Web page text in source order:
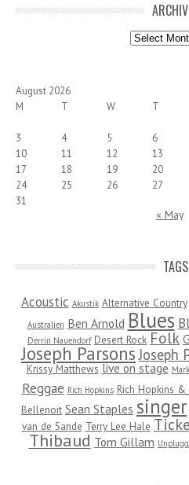
Archives
August 2026
M
T W T
3
4 5 6
10
11 12 13
17
18 19 20
24
25 26 27
31
« May
TAGS
Acoustic Akustik Alternative Country
Australien Ben Arnold Blues
Derrin Nauendorf Desert Rock Folk
Joseph Parsons Joseph
Krissy Matthews live on stage
Reggae Rich Hopkins Rich Hopkins
Bellenoit Sean Staples singer
van de Sande Terry Lee Hale
Thibaud Tom Gillam